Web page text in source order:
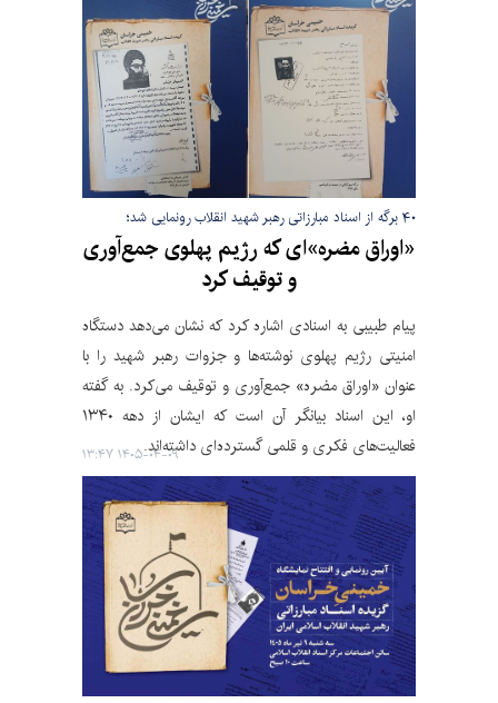
۴۰ برگه از اسناد مبارزاتی رهبر شهید انقلاب رونمایی شد؛
«اوراق مضره»‌ای که رژیم پهلوی جمع‌آوری
و توقیف کرد
پیام طبیبی به اسنادی اشاره کرد که نشان می‌دهد دستگاه
امنیتی رژیم پهلوی نوشته‌ها و جزوات رهبر شهید را با
عنوان «اوراق مضره» جمع‌آوری و توقیف می‌کرد. به گفته
او، این اسناد بیانگر آن است که ایشان از دهه ۱۳۴۰
فعالیت‌های فکری و قلمی گسترده‌ای داشته‌اند.
۱۴۰۵-۰۴-۰۹ ۱۳:۴۷